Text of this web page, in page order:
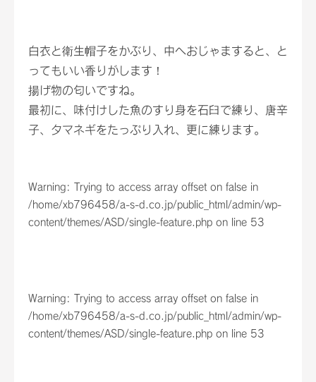
白衣と衛生帽子をかぶり、中へおじゃますると、と
ってもいい香りがします！
揚げ物の匂いですね。
最初に、味付けした魚のすり身を石臼で練り、唐辛
子、タマネギをたっぷり入れ、更に練ります。
Warning : Trying to access array offset on false in
/home/xb796458/a-s-d.co.jp/public_html/admin/wp-
content/themes/ASD/single-feature.php on line 53
Warning : Trying to access array offset on false in
/home/xb796458/a-s-d.co.jp/public_html/admin/wp-
content/themes/ASD/single-feature.php on line 53